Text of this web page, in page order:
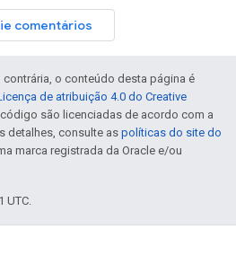
comentários
o conteúdo desta página é
de atribuição 4.0 do Creative
são licenciadas de acordo com a
detalhes, consulte as políticas do site do
marca registrada da Oracle e/ou
UTC.